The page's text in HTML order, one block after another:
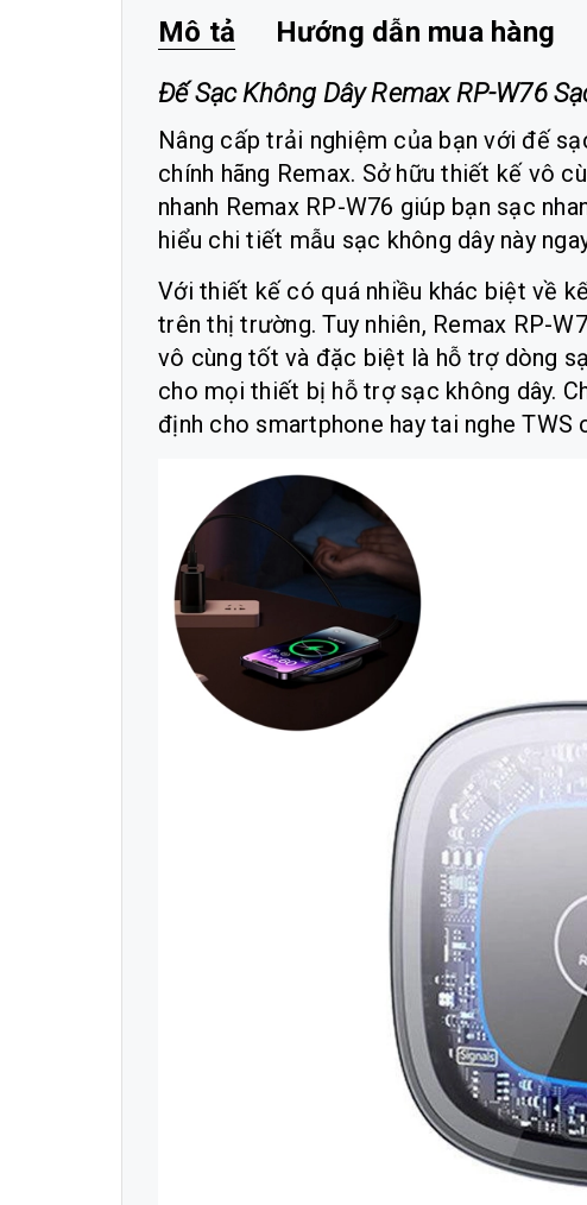
Mô tả Hướng dẫn mua hàng
Đế Sạc Không Dây Remax RP-W76
Nâng cấp trải nghiệm của bạn với đế
chính hãng Remax. Sở hữu thiết kế vô
nhanh Remax RP-W76 giúp bạn sạc
hiểu chi tiết mẫu sạc không dây này
Với thiết kế có quá nhiều khác biệt về
trên thị trường. Tuy nhiên, Remax RP-
vô cùng tốt và đặc biệt là hỗ trợ dòng
cho mọi thiết bị hỗ trợ sạc không dây.
định cho smartphone hay tai nghe